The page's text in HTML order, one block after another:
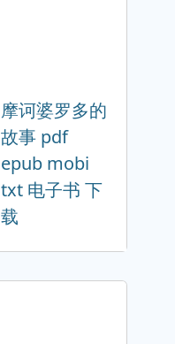
摩诃婆罗多的
故事 pdf
epub mobi
txt 电子书 下
载